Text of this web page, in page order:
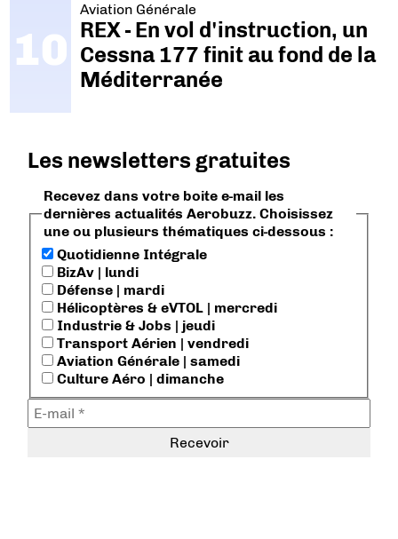
Aviation Générale
REX - En vol d'instruction, un
Cessna 177 finit au fond de la
Méditerranée
Les newsletters gratuites
Recevez dans votre boite e-mail les
dernières actualités Aerobuzz. Choisissez
une ou plusieurs thématiques ci-dessous :
Quotidienne Intégrale
BizAv | lundi
Défense | mardi
Hélicoptères & eVTOL | mercredi
Industrie & Jobs | jeudi
Transport Aérien | vendredi
Aviation Générale | samedi
Culture Aéro | dimanche